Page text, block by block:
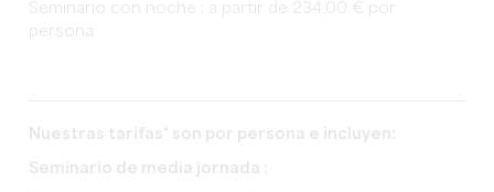
Seminario con noche : a partir de 234,00 € por
persona
Nuestras tarifas* son por persona e incluyen:
Seminario de media jornada :